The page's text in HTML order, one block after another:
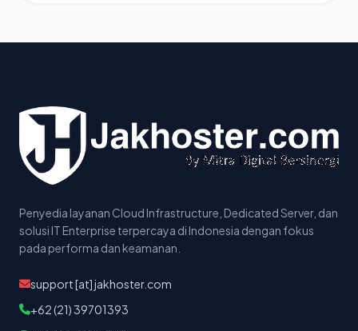
Penyedia layanan Cloud Infrastructure, Dedicated Server, dan
solusi IT Enterprise terpercaya di Indonesia dengan fokus
pada performa dan keamanan.
support [at] jakhoster.com
+62 (21) 39701393